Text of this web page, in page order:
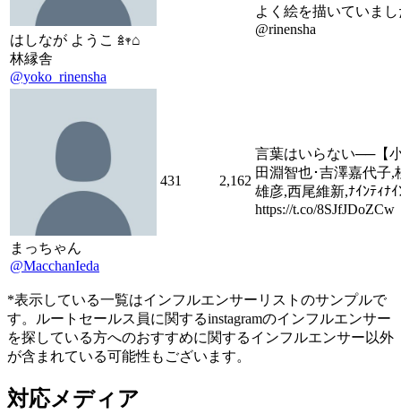
はしなが ようこ 𖥍𖥧⌂
林縁舎
@yoko_rinensha
よく絵を描いていま
@rinensha
まっちゃん
@MacchanIeda
431 2,162
言葉はいらない──【
田淵智也･吉澤嘉代子,
雄彦,西尾維新,ﾅｲﾝﾃｨﾅｲ
https://t.co/8SJfJDoZCw
*表示している一覧はインフルエンサーリストのサンプルで
す。ルートセールス員に関するinstagramのインフルエンサー
を探している方へのおすすめに関するインフルエンサー以外
が含まれている可能性もございます。
対応メディア